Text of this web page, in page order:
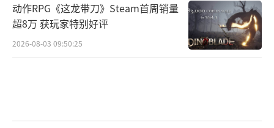
动作RPG《这龙带刀》Steam首周销量
超8万 获玩家特别好评
2026-08-03 09:50:25